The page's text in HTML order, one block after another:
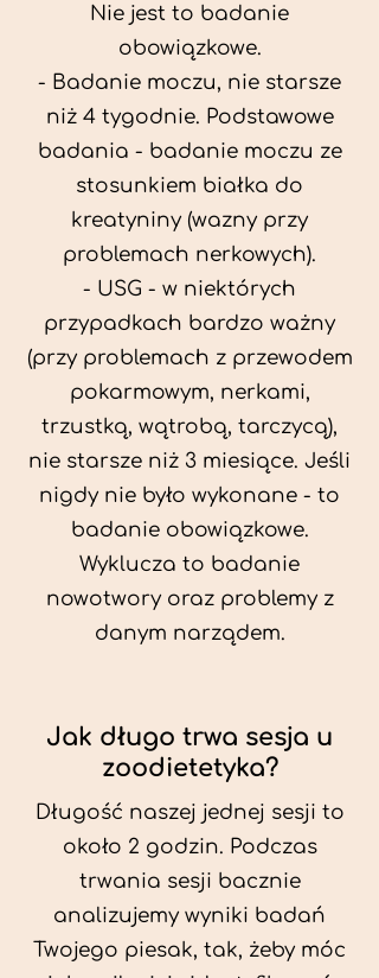
Nie jest to badanie
obowiązkowe.
- Badanie moczu, nie starsze
niż 4 tygodnie. Podstawowe
badania - badanie moczu ze
stosunkiem białka do
kreatyniny (wazny przy
problemach nerkowych).
- USG - w niektórych
przypadkach bardzo ważny
(przy problemach z przewodem
pokarmowym, nerkami,
trzustką, wątrobą, tarczycą),
nie starsze niż 3 miesiące. Jeśli
nigdy nie było wykonane - to
badanie obowiązkowe.
Wyklucza to badanie
nowotwory oraz problemy z
danym narządem.
Jak długo trwa sesja u
zoodietetyka?
Długość naszej jednej sesji to
około 2 godzin. Podczas
trwania sesji bacznie
analizujemy wyniki badań
Twojego piesak, tak, żeby móc